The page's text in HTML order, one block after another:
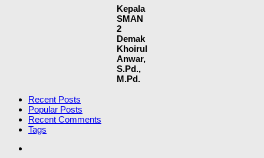
Kepala
SMAN
2
Demak
Khoirul
Anwar,
S.Pd.,
M.Pd.
Recent Posts
Popular Posts
Recent Comments
Tags